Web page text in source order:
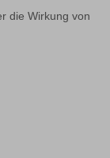
die Wirkung von